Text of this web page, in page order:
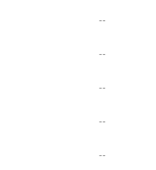
--
--
--
--
--